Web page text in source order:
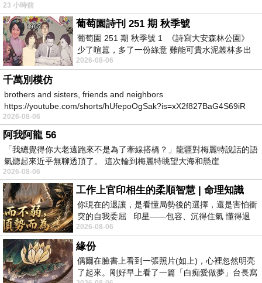
23 小時前
葡萄園詩刊 251 期 秋季號
葡萄園 251 期 秋季號 1 《詩寫大安森林公園》
少了喧囂，多了一份綠意 難能可貴水泥叢林多出
一
2026-08-06
千萬別模仿
brothers and sisters, friends and neighbors
https://youtube.com/shorts/hUfepoOgSak?is=xX2f827BaG4S69iR
https
2026-08-06
阿我阿龍 56
「我總覺得你大老遠跑來不是為了牽線搭橋？」龍疆對梅麗特說話的語
氣聽起來近乎無聊透頂了。 這次輪到梅麗特眺望大海和懸崖
2026-08-06
工作上官印相生的柔順智慧 | 命理知識
你現在的退讓，是看懂局勢後的選擇，還是害怕衝
突的自我委屈 印星——包容、沉得住氣 懂得退
一步觀察，不會
2026-08-06
緣份
偶爾在臉書上看到一張照片(如上)，心裡忽然明亮
了起來。剛好早上看了一篇「白痴愛做夢」台長寫